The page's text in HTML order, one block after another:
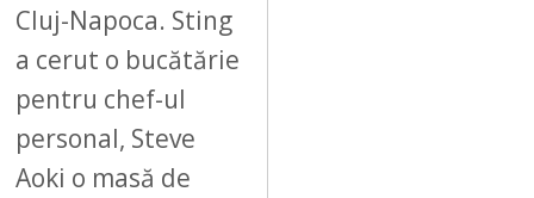
Cluj-Napoca. Sting
a cerut o bucătărie
pentru chef-ul
personal, Steve
Aoki o masă de